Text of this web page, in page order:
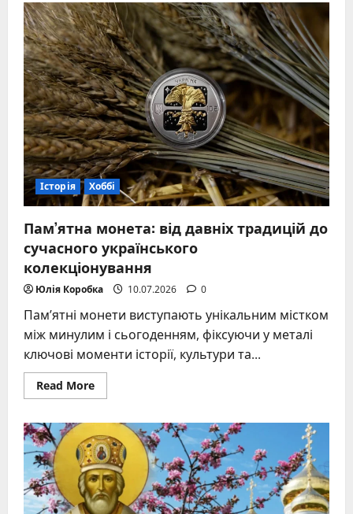
Х-22:
надзвуковий
велетень
холодної
війни
в
реаліях
2026
року
Історія Хоббі
Пам’ятна монета: від давніх традицій до
сучасного українського
колекціонування
Юлія Коробка 10.07.2026 0
Пам’ятні монети виступають унікальним містком
між минулим і сьогоденням, фіксуючи у металі
ключові моменти історії, культури та...
Read MoreRead
more
монета:
від
давніх
традицій
до
сучасного
українського
колекціонування